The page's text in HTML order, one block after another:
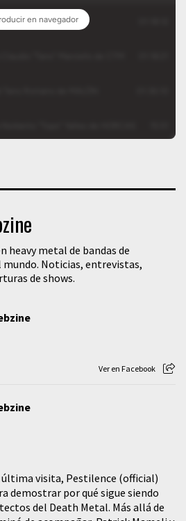
heavy metal de bandas de
Noticias, entrevistas,
de shows.
Ver en Facebook
última visita, Pestilence (official)
demostrar por qué sigue siendo
del Death Metal. Más allá de